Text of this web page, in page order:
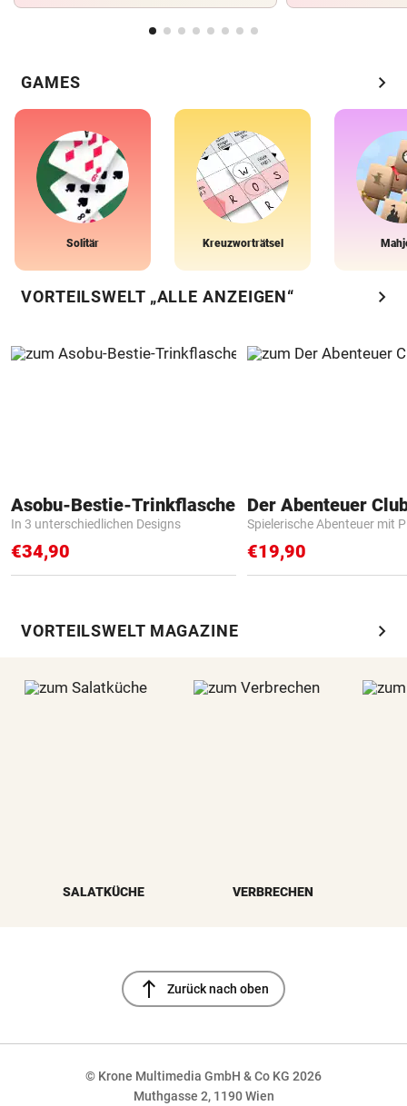
GAMES chevron_right
Solitär Kreuzworträtsel
VORTEILSWELT „ALLE ANZEIGEN“ chevron_right
Asobu-Bestie-Trinkflasche
In 3 unterschiedlichen Designs
€34,90
Der Abenteuer
Spielerische Abenteuer mit
€19,90
VORTEILSWELT MAGAZINE chevron_right
SALATKÜCHE VERBRECHEN
north Zurück nach oben
© Krone Multimedia GmbH & Co KG 2026
Muthgasse 2, 1190 Wien